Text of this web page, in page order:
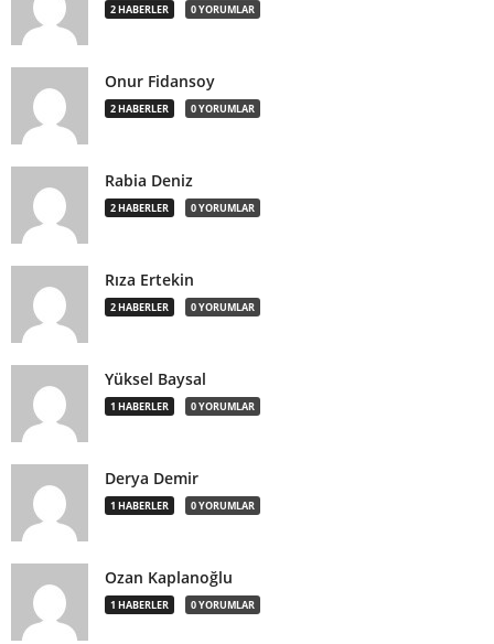
2 HABERLER 0 YORUMLAR
Onur Fidansoy
2 HABERLER 0 YORUMLAR
Rabia Deniz
2 HABERLER 0 YORUMLAR
Rıza Ertekin
2 HABERLER 0 YORUMLAR
Yüksel Baysal
1 HABERLER 0 YORUMLAR
Derya Demir
1 HABERLER 0 YORUMLAR
Ozan Kaplanoğlu
1 HABERLER 0 YORUMLAR